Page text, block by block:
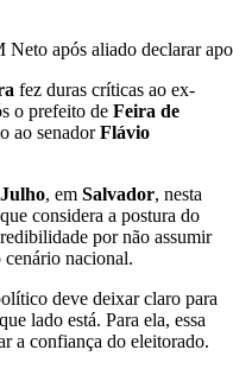
fez duras críticas ao ex-
o prefeito de Feira de
ao senadorFlávio
, em Salvador, nesta
considera a postura do
por não assumir
cenário nacional.
deve deixar claro para
lado está. Para ela, essa
a confiança do eleitorado.